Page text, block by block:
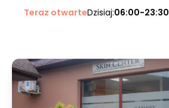
Teraz otwarteDzisiaj:06:00-23:30